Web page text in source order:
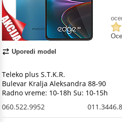
Uporedi model
Teleko plus S.T.K.R.
Bulevar Kralja Aleksandra 88-90
Radno vreme: 10-18h Su: 10-15h
060.522.9952